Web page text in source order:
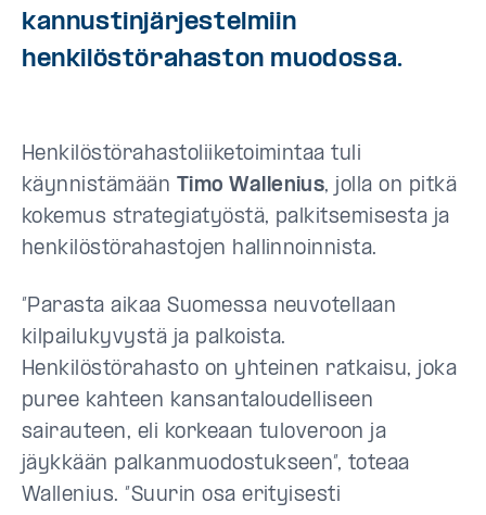
kannustinjärjestelmiin
henkilöstörahaston muodossa.
Henkilöstörahastoliiketoimintaa tuli
käynnistämään Timo Wallenius, jolla on pitkä
kokemus strategiatyöstä, palkitsemisesta ja
henkilöstörahastojen hallinnoinnista.
”Parasta aikaa Suomessa neuvotellaan
kilpailukyvystä ja palkoista.
Henkilöstörahasto on yhteinen ratkaisu, joka
puree kahteen kansantaloudelliseen
sairauteen, eli korkeaan tuloveroon ja
jäykkään palkanmuodostukseen”, toteaa
Wallenius. ”Suurin osa erityisesti